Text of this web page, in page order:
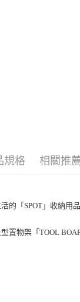
規格 相關推
的「SPOT」收納用
置物架「TOOL